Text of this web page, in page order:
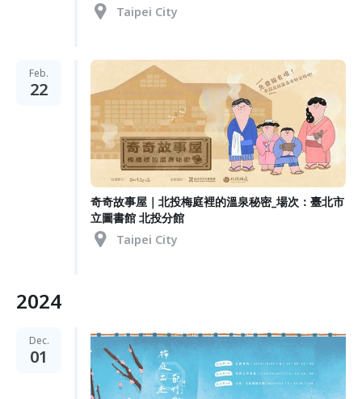
Taipei City
Feb.
22
奇奇故事屋｜北投梅庭裡的溫泉秘密_場次：臺北市
立圖書館 北投分館
Taipei City
2024
Dec.
01